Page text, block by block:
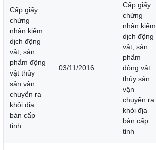
Cấp giấy
chứng
nhận kiểm
dịch động
vật, sản
phẩm động
vật thủy
sản vận
chuyển ra
khỏi địa
bàn cấp
tỉnh
03/11/2016
Cấp giấy
chứng
nhận kiểm
dịch động
vật, sản
phẩm
động vật
thủy sản
vận
chuyển ra
khỏi địa
bàn cấp
tỉnh